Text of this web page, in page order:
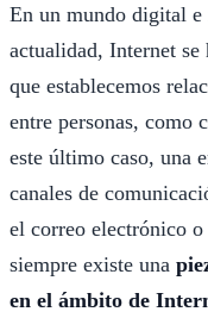
En un mundo digital e
actualidad, Internet
que establecemos
entre personas, como
este último caso, una
canales de
el correo electrónico o
siempre existe una
en el ámbito de